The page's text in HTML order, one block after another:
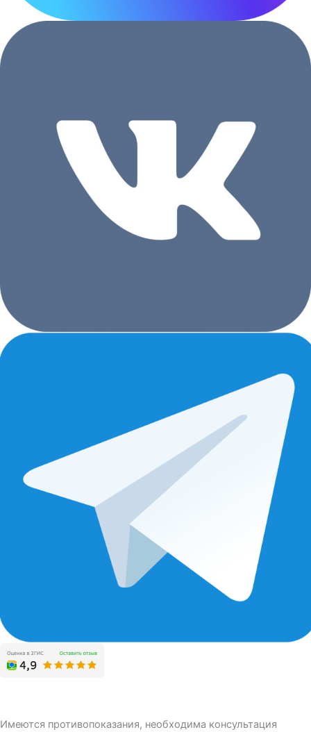
Имеются противопоказания, необходима консультация